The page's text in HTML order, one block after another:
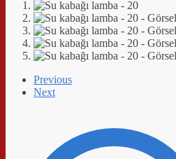
Previous
Next